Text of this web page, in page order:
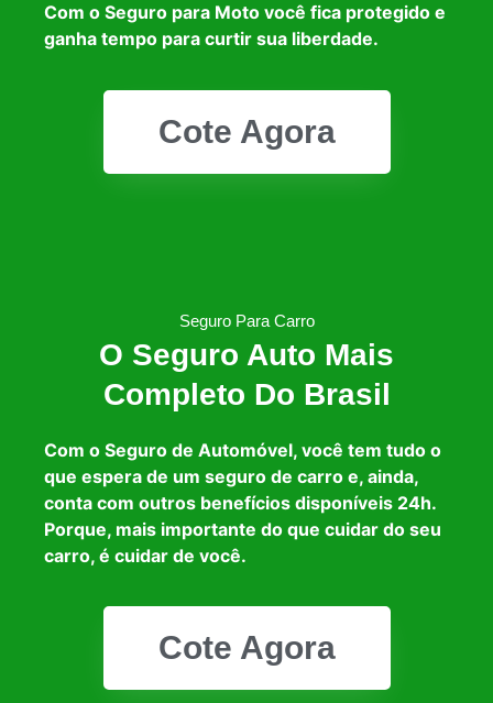
Com o Seguro para Moto você fica protegido e
ganha tempo para curtir sua liberdade.
Cote Agora
Seguro Para Carro
O Seguro Auto Mais
Completo Do Brasil
Com o Seguro de Automóvel, você tem tudo o
que espera de um seguro de carro e, ainda,
conta com outros benefícios disponíveis 24h.
Porque, mais importante do que cuidar do seu
carro, é cuidar de você.
Cote Agora